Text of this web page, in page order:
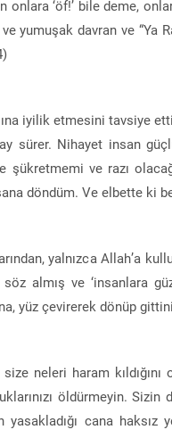
onlara ‘öf!’ bile deme,
yumuşak davran ve “Ya
iyilik etmesini tavsiye
sürer. Nihayet insan
şükretmemi ve razı
döndüm. Ve elbette ki
yalnızca Allah’a
almış ve ‘insanlara
yüz çevirerek dönüp
neleri haram
öldürmeyin. Sizin
yasakladığı cana